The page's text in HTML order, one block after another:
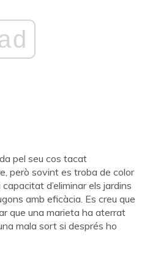
pel seu cos tacat
però sovint es troba de color
d’eliminar els jardins
amb eficàcia. Es creu que
que una marieta ha aterrat
mala sort si després ho